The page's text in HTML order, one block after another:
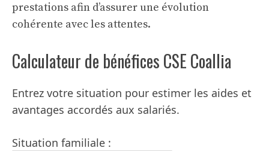
prestations afin d’assurer une évolution
cohérente avec les attentes.
Calculateur de bénéfices CSE Coallia
Entrez votre situation pour estimer les aides et
avantages accordés aux salariés.
Situation familiale :